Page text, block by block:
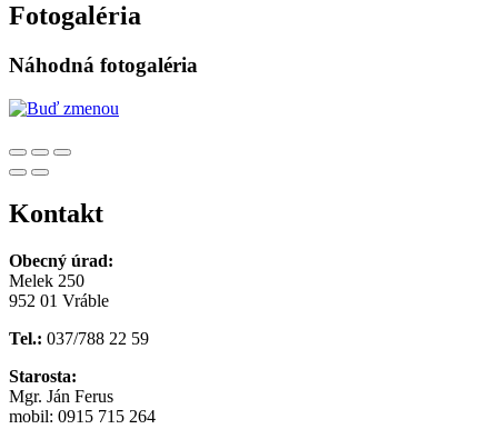
Fotogaléria
Náhodná fotogaléria
Kontakt
Obecný úrad:
Melek 250
952 01 Vráble
Tel.: 037/788 22 59
Starosta:
Mgr. Ján Ferus
mobil: 0915 715 264